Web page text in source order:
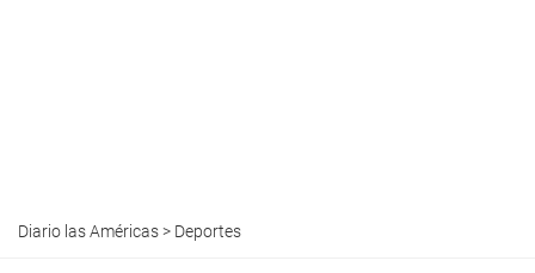
Diario las Américas> Deportes